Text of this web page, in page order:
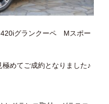
グランクーペ Mスポー
めてご成約となりました♪